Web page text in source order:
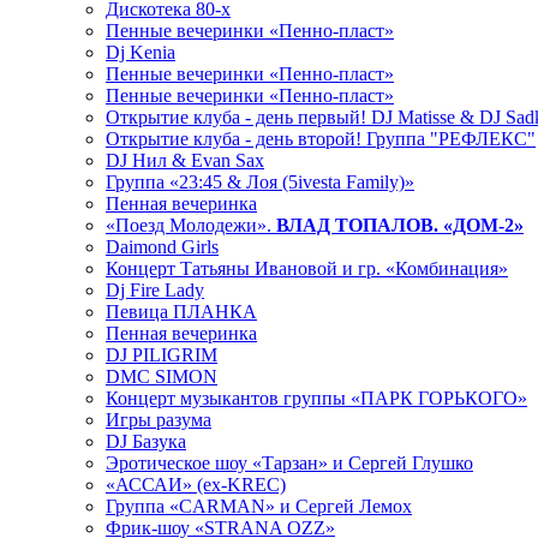
Дискотека 80-х
Пенные вечеринки «Пенно-пласт»
Dj Kenia
Пенные вечеринки «Пенно-пласт»
Пенные вечеринки «Пенно-пласт»
Открытие клуба - день первый! DJ Matisse & DJ
Открытие клуба - день второй! Группа "РЕФЛЕКС"
DJ Нил & Evan Sax
Группа «23:45 & Лоя (5ivesta Family)»
Пенная вечеринка
«Поезд Молодежи». ВЛАД ТОПАЛОВ. «ДОМ-2»
Daimond Girls
Концерт Татьяны Ивановой и гр. «Комбинация»
Dj Fire Lady
Певица ПЛАНКА
Пенная вечеринка
DJ PILIGRIM
DMC SIMON
Концерт музыкантов группы «ПАРК ГОРЬКОГО»
Игры разума
DJ Базука
Эротическое шоу «Тарзан» и Сергей Глушко
«АССАИ» (ex-KREC)
Группа «CARMAN» и Сергей Лемох
Фрик-шоу «STRANA OZZ»